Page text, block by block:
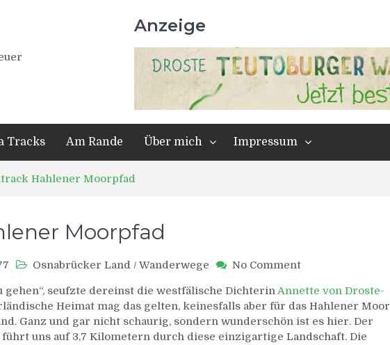
Anzeige
Tracks Am Rande Über mich Impressum
Hahlener Moorpfad
Moorpfad
Osnabrücker Land / Wanderwege No Commenton
Hahlener
Moorpfad
gehen“, seufzte dereinst die westfälische DichterinAnnette von Droste-
Heimat mag das gelten, keinesfalls aber für das Hahlener Moor
Ganz und gar nicht schaurig, sondern wunderschön ist es hier. Der
uns auf 3,7 Kilometern durch diese einzigartige Landschaft. Die